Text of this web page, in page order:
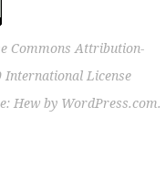
Commons Attribution-
License
Hew by WordPress.com.